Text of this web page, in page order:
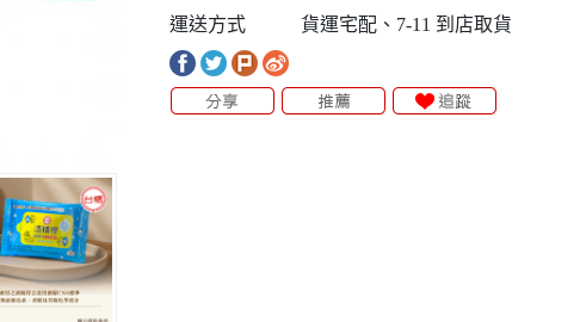
運送方式 貨運宅配、7-11 到店取貨